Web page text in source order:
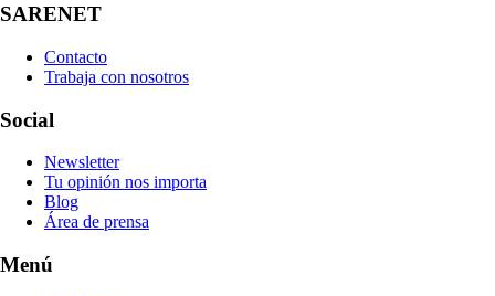
SARENET
Contacto
Trabaja con nosotros
Social
Newsletter
Tu opinión nos importa
Blog
Área de prensa
Menú